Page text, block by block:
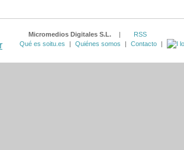
Micromedios Digitales S.L. |
RSS
Qué es soitu.es
| Quiénes somos | Contacto |